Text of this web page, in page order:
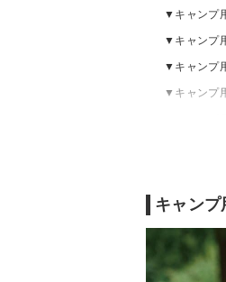
キャンプ
キャンプ
キャンプ
キャンプ
キャンプ
キャンプ